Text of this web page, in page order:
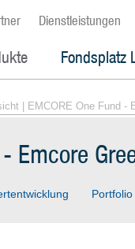
Dienstleistungen
Fondsplatz
| EMCORE One Fund -
Emcore
Portfolio